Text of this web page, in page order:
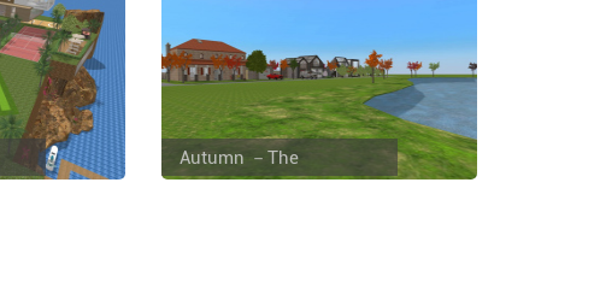
Autumn －The
Industrial classic lunxry